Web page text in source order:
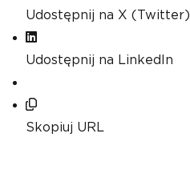
Udostępnij na X (Twitter)
Udostępnij na LinkedIn
Skopiuj URL